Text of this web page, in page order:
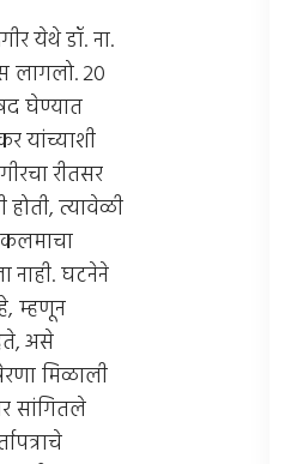
येथे डॉ. ना.
लागलो. 20
घेण्यात
यांच्याशी
रीतसर
त्यावेळी
कलमाचा
नाही. घटनेने
म्हणून
असे
मिळाली
सांगितले